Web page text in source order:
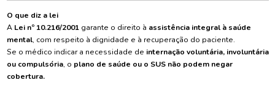
O que diz a lei
A Lei nº 10.216/2001garante o direito à assistência integral à saúde
mental, com respeito à dignidade e à recuperação do paciente.
Se o médico indicar a necessidade de internação voluntária, involuntária
ou compulsória, o plano de saúde ou o SUS não podem negar
cobertura.